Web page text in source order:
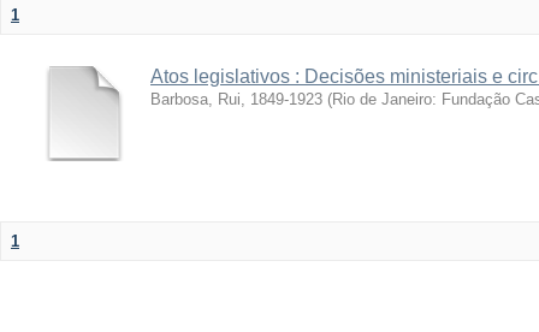
1
Atos legislativos : Decisões ministeriais e
Barbosa, Rui, 1849-1923 (Rio de Janeiro: Fundação
1